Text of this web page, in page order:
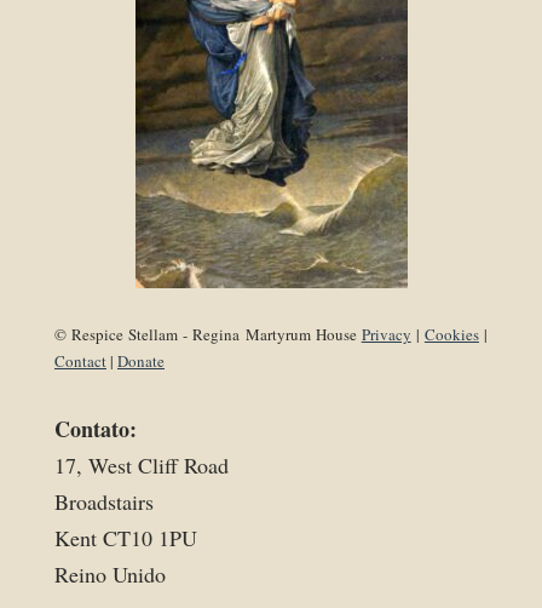
© Respice Stellam - Regina Martyrum House Privacy | Cookies|
Contact| Donate
Contato:
17, West Cliff Road
Broadstairs
Kent CT10 1PU
Reino Unido